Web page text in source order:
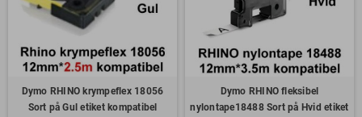
Dymo RHINO krympeflex 18056
Sort på Gul etiket kompatibel
Dymo RHINO fleksibel
nylontape18488 Sort på Hvid etiket